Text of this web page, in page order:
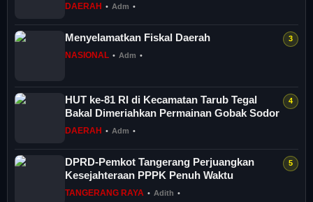
DAERAH • Adm •
Menyelamatkan Fiskal Daerah
NASIONAL • Adm •
HUT ke-81 RI di Kecamatan Tarub Tegal
Bakal Dimeriahkan Permainan Gobak Sodor
DAERAH • Adm •
DPRD-Pemkot Tangerang Perjuangkan
Kesejahteraan PPPK Penuh Waktu
TANGERANG RAYA • Adith •